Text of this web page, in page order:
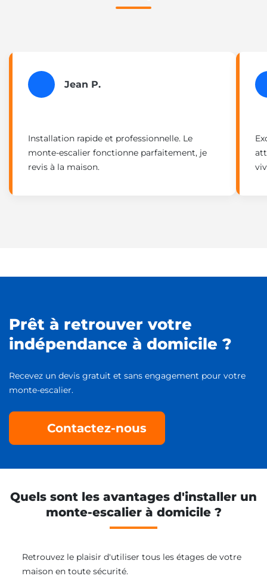
Jean P.
Installation rapide et professionnelle. Le
monte-escalier fonctionne parfaitement, je
revis à la maison.
Prêt à retrouver votre
indépendance à domicile ?
Recevez un devis gratuit et sans engagement pour votre
monte-escalier.
Contactez-nous
Quels sont les avantages d'installer un
monte-escalier à domicile ?
Retrouvez le plaisir d'utiliser tous les étages de votre
maison en toute sécurité.